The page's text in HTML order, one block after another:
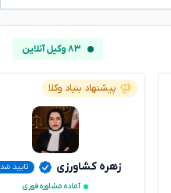
۸۳ وکیل آنلاین
پیشنهاد بنیاد وکلا
زهره کشاورزی
تایید
آماده مشاوره فوری